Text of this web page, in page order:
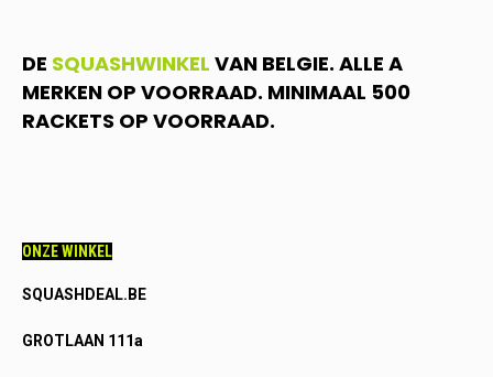
DE SQUASHWINKEL VAN BELGIE. ALLE A
MERKEN OP VOORRAAD. MINIMAAL 500
RACKETS OP VOORRAAD.
ONZE WINKEL
SQUASHDEAL.BE
GROTLAAN 111a